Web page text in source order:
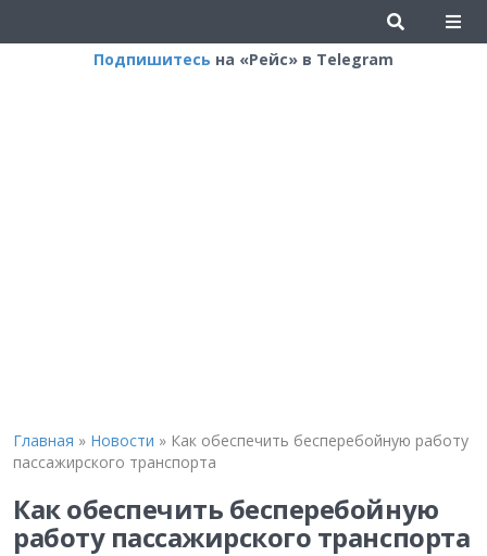
Подпишитесь на «Рейс» в Telegram
Главная » Новости » Как обеспечить бесперебойную работу
пассажирского транспорта
Как обеспечить бесперебойную
работу пассажирского транспорта